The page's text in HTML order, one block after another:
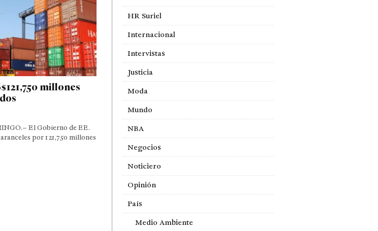
millones
El Gobierno de EE.
por 121,750 millones
HR Suriel
Internacional
Intervistas
Justicia
Moda
Mundo
NBA
Negocios
Noticiero
Opinión
País
Medio Ambiente